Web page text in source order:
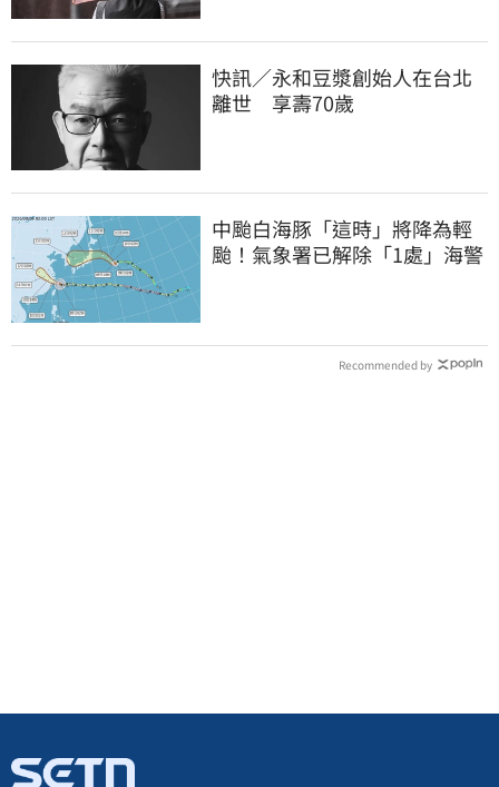
快訊／永和豆漿創始人在台北
離世 享壽70歲
中颱白海豚「這時」將降為輕
颱！氣象署已解除「1處」海警
Recommended by